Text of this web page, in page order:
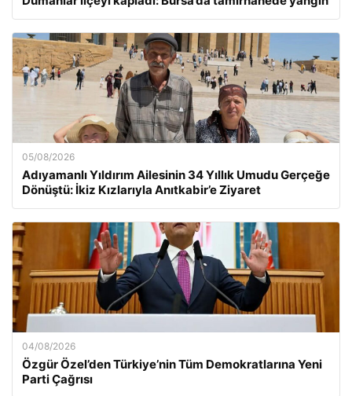
05/08/2026
Adıyamanlı Yıldırım Ailesinin 34 Yıllık Umudu Gerçeğe
Dönüştü: İkiz Kızlarıyla Anıtkabir’e Ziyaret
04/08/2026
Özgür Özel’den Türkiye’nin Tüm Demokratlarına Yeni
Parti Çağrısı